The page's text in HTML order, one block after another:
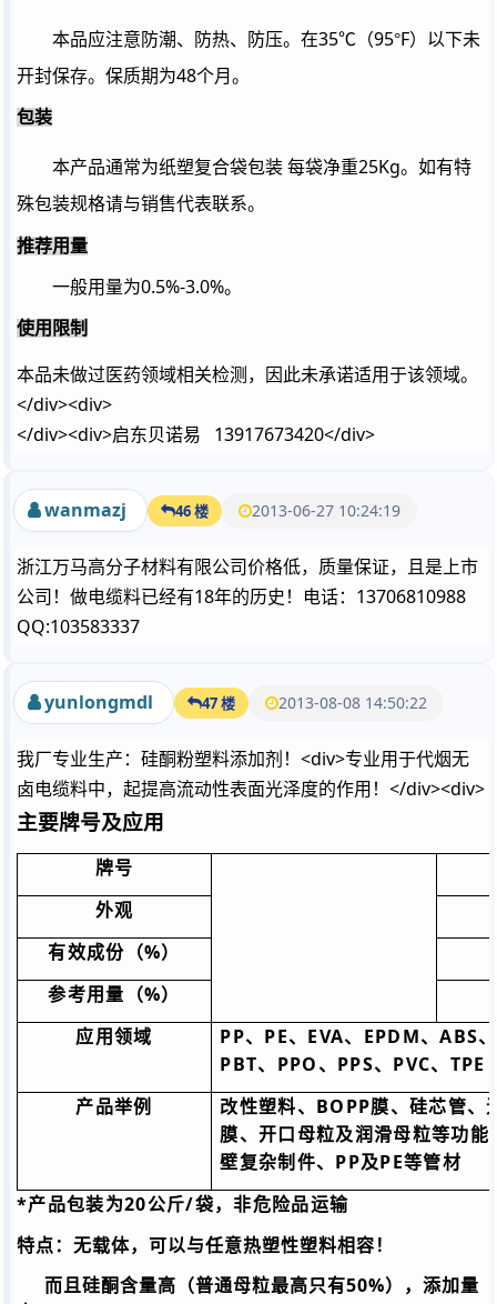
本品应注意防潮、防热、防压。在35℃（95°F）以下未
开封保存。保质期为48个月。
包装
本产品通常为纸塑复合袋包装 每袋净重25Kg。如有特
殊包装规格请与销售代表联系。
推荐用量
一般用量为0.5%-3.0%。
使用限制
本品未做过医药领域相关检测，因此未承诺适用于该领域。
</div><div>
</div><div>启东贝诺易 13917673420</div>
wanmazj 46 楼 2013-06-27 10:24:19
浙江万马高分子材料有限公司价格低，质量保证，且是上市
公司！做电缆料已经有18年的历史！电话：13706810988
QQ:103583337
yunlongmdl 47 楼 2013-08-08 14:50:22
我厂专业生产：硅酮粉塑料添加剂！<div>专业用于代烟无
卤电缆料中，起提高流动性表面光泽度的作用！</div><div>
主要牌号及应用
牌号
外观
有效成份（%）
参考用量（%）
应用领域 PP、 PE、 EVA、 EPDM、ABS、
PBT、 PPO、 PPS、 PVC、 TPE
产品举例 改性塑料、 BOPP膜、硅芯管、
膜、开口母粒及润滑母粒等功能
壁复杂制件、 PP及PE等管材
*产品包装为20公斤/袋，非危险品运输
特点：无载体，可以与任意热塑性塑料相容！
而且硅酮含量高（普通母粒最高只有50%），添加量